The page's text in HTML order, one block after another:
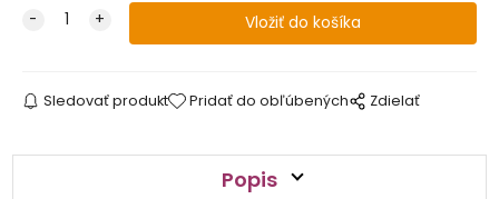
Sledovať produkt Pridať do obľúbených Zdielať
Popis